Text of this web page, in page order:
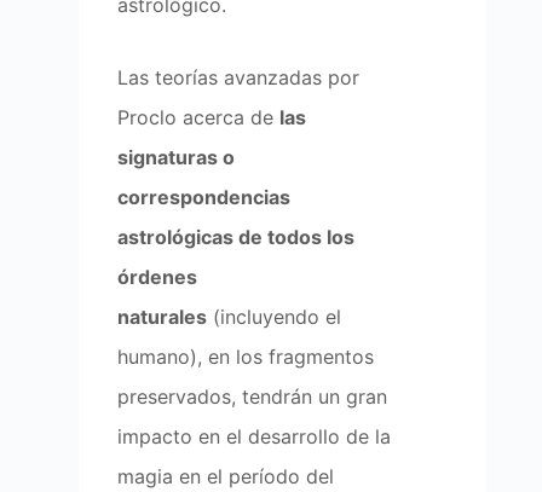
Las teorías avanzadas por
Proclo acerca de las
signaturas o
correspondencias
astrológicas de todos los
órdenes
naturales (incluyendo el
humano), en los fragmentos
preservados, tendrán un gran
impacto en el desarrollo de la
magia en el período del